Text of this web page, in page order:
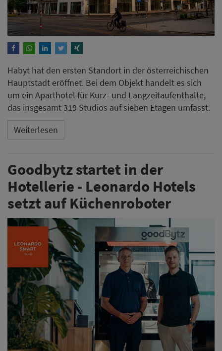
Habyt hat den ersten Standort in der österreichischen
Hauptstadt eröffnet. Bei dem Objekt handelt es sich
um ein Aparthotel für Kurz- und Langzeitaufenthalte,
das insgesamt 319 Studios auf sieben Etagen umfasst.
Weiterlesen
Goodbytz startet in der
Hotellerie - Leonardo Hotels
setzt auf Küchenroboter